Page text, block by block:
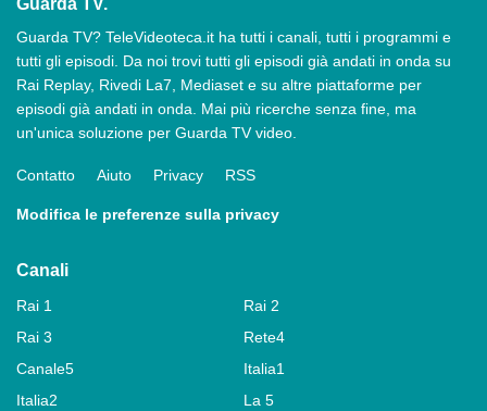
Guarda TV.
Guarda TV? TeleVideoteca.it ha tutti i canali, tutti i programmi e
tutti gli episodi. Da noi trovi tutti gli episodi già andati in onda su
Rai Replay, Rivedi La7, Mediaset e su altre piattaforme per
episodi già andati in onda. Mai più ricerche senza fine, ma
un'unica soluzione per Guarda TV video.
Contatto Aiuto Privacy RSS
Modifica le preferenze sulla privacy
Canali
Rai 1
Rai 2
Rai 3
Rete4
Canale5
Italia1
Italia2
La 5